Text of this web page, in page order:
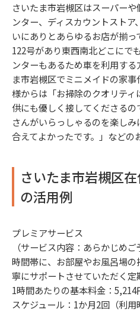
さいたま市岩槻区はスーパー
ンター、ディスカウントスト
いにありとあらゆるお店が揃
122号があり東西南北どこにで
ンターもあるため車を利用す
ま市岩槻区でミニメイドの家
様からは「お掃除のクオリテ
供にも優しく接してくださる
さんがいらっしゃるのを楽し
合えてよかったです。」などの
さいたま市岩槻区
の活用例
プレミアサービス
（サービス内容：あらかじめ
時間帯に、お部屋やお風呂場
寧にサポートさせていただく定
1時間あたりの基本料金：5,214
スケジュール：1か月2回（利